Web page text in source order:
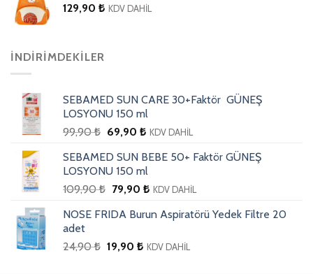
129,90 ₺ KDV DAHİL
İNDIRIMDEKILER
SEBAMED SUN CARE 30+Faktör GÜNEŞ
LOSYONU 150 ml
99,90₺ 69,90 ₺ KDV DAHİL
SEBAMED SUN BEBE 50+ Faktör GÜNEŞ
LOSYONU 150 ml
109,90₺ 79,90 ₺ KDV DAHİL
NOSE FRIDA Burun Aspiratörü Yedek Filtre 20
adet
24,90₺ 19,90 ₺ KDV DAHİL